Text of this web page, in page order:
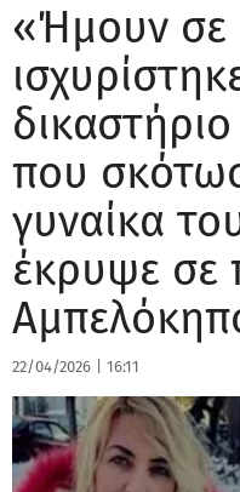
«Ήμουν
που
γυναίκα
έκρυψε σε
22/04/2026 16:11